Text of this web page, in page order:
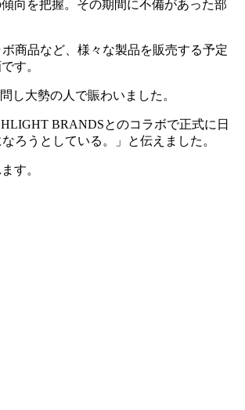
向を把握。その期間に不備があった部
商品など、様々な製品を販売する予定
す。
し大勢の人で賑わいました。
BRANDSとのコラボで正式に日
ろうとしている。」と伝えました。
す。